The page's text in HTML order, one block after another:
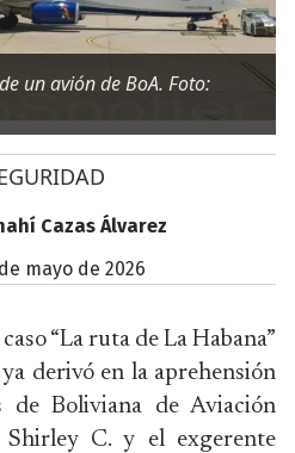
un avión de BoA. Foto:
Cazas Álvarez
mayo de 2026
“La ruta de La Habana”
derivó en la aprehensión
de Boliviana de Aviación
Shirley C. y el exgerente